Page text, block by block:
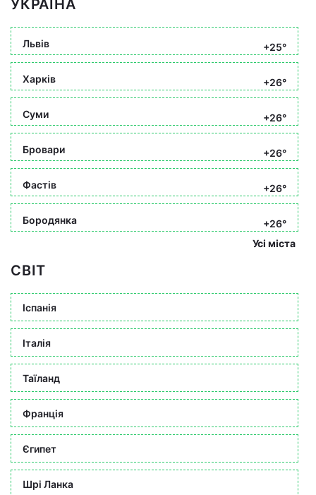
УКРАЇНА
Львів +25°
Харків +26°
Суми +26°
Бровари +26°
Фастів +26°
Бородянка
+26°
Усі міста
СВІТ
Іспанія
Італія
Таїланд
Франція
Єгипет
Шрі Ланка